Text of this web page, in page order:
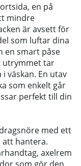
en på
mindre
är avsett för
som luftar dina
en smart påse
utrymmet tar
väskan. En utav
som enkelt går
perfekt till din
med ett
att hantera.
axelrem